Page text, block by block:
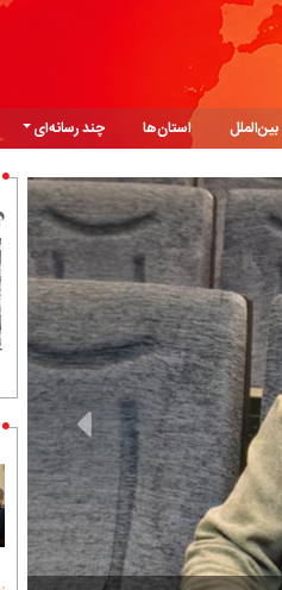
بین‌الملل استان‌ها
چند رسانه‌ای